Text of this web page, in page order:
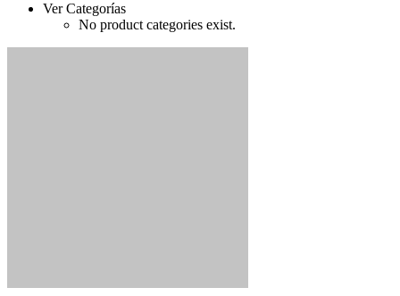
Ver Categorías
No product categories exist.